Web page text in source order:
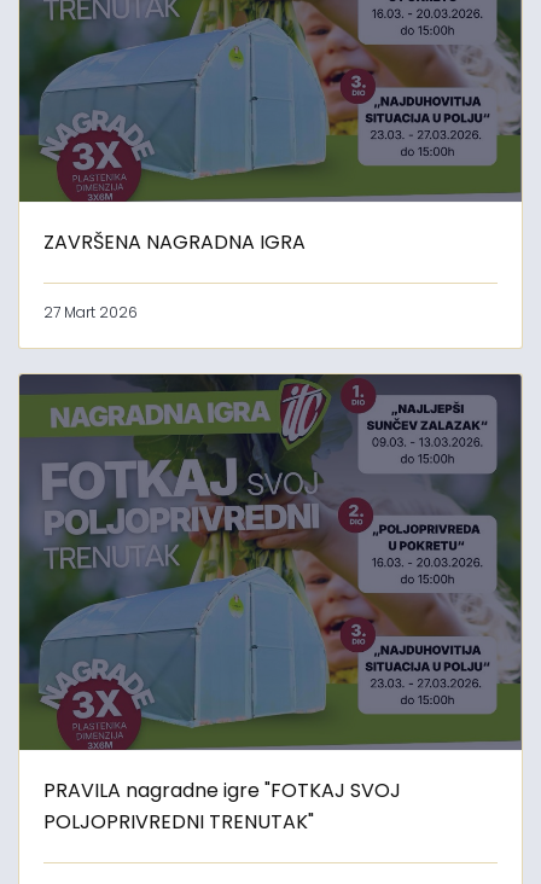
ZAVRŠENA NAGRADNA IGRA
27 Mart 2026
PRAVILA nagradne igre "FOTKAJ SVOJ
POLJOPRIVREDNI TRENUTAK"